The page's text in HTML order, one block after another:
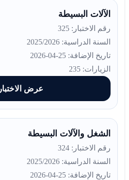
الآلات البسيطة
رقم الاختبار: 325
السنة الدراسية: 2025/2026
تاريخ الإضافة: 25-04-2026
الزيارات: 235
عرض الاختبار
الشغل والآلات البسيطة
رقم الاختبار: 324
السنة الدراسية: 2025/2026
تاريخ الإضافة: 25-04-2026